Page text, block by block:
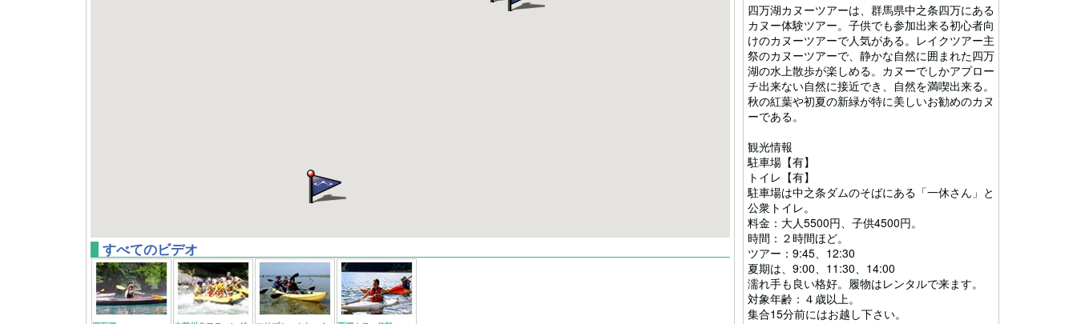
すべてのビデオ
四万湖カヌーツアーは、群馬県中之条四万にある
カヌー体験ツアー。子供でも参加出来る初心者向
けのカヌーツアーで人気がある。レイクツアー主
祭のカヌーツアーで、静かな自然に囲まれた四万
湖の水上散歩が楽しめる。カヌーでしかアプロー
チ出来ない自然に接近でき、自然を満喫出来る。
秋の紅葉や初夏の新緑が特に美しいお勧めのカヌ
ーである。
観光情報
駐車場【有】
トイレ【有】
駐車場は中之条ダムのそばにある「一休さん」と
公衆トイレ。
料金：大人5500円、子供4500円。
時間：２時間ほど。
ツアー：9:45、12:30
夏期は、9:00、11:30、14:00
濡れ手も良い格好。履物はレンタルで来ます。
対象年齢：４歳以上。
集合15分前にはお越し下さい。